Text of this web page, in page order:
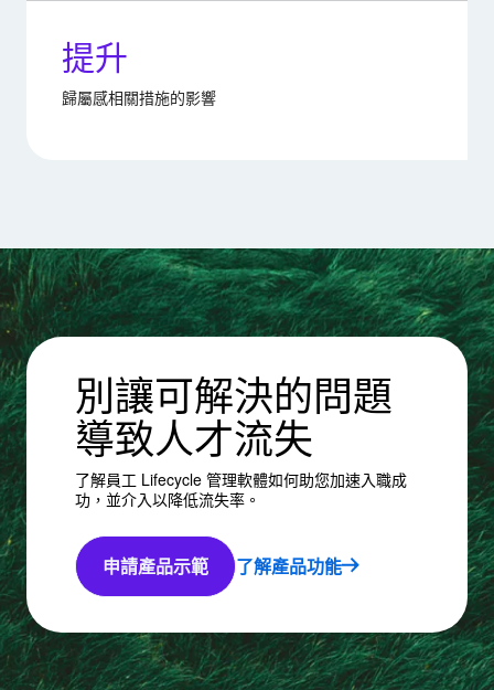
提升
歸屬感相關措施的影響
別讓可解決的問題
導致人才流失
了解員工 Lifecycle 管理軟體如何助您加速入職成
功，並介入以降低流失率。
申請產品示範 了解產品功能